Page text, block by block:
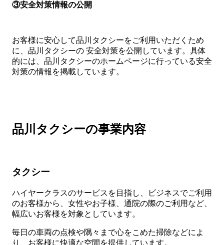
③安全対策情報の公開
お客様に安心して品川タクシーをご利用いただくため
に、品川タクシーの 安全対策を公開しています。具体
的には、品川タクシーのホームページに行っている安全
対策の情報を掲載しています。
品川タクシーの事業内容
タクシー
ハイヤークラスのサービスを目指し、ビジネスでご利用
のお客様から、女性やお子様、通院の際のご利用など、
幅広いお客様を対象としています。
毎日の車両の点検や隅々まで心をこめた掃除などによ
り、お客様に快適な空間を提供しています。